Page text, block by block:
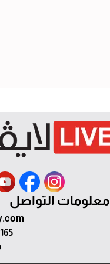
معلومات التواصل